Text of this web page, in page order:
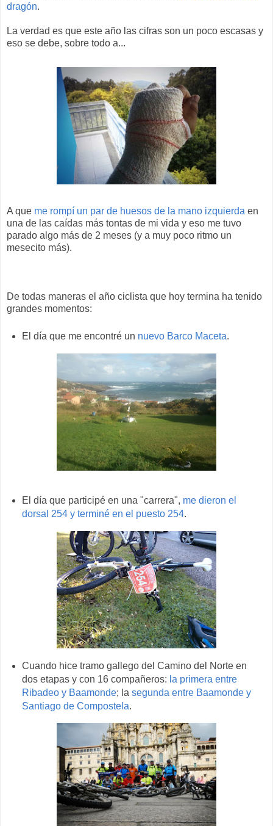
dragón.
La verdad es que este año las cifras son un poco escasas y
eso se debe, sobre todo a...
A que me rompí un par de huesos de la mano izquierda en
una de las caídas más tontas de mi vida y eso me tuvo
parado algo más de 2 meses (y a muy poco ritmo un
mesecito más).
De todas maneras el año ciclista que hoy termina ha tenido
grandes momentos:
El día que me encontré un nuevo Barco Maceta.
El día que participé en una "carrera", me dieron el
dorsal 254 y terminé en el puesto 254.
Cuando hice tramo gallego del Camino del Norte en
dos etapas y con 16 compañeros: la primera entre
Ribadeo y Baamonde; la segunda entre Baamonde y
Santiago de Compostela.